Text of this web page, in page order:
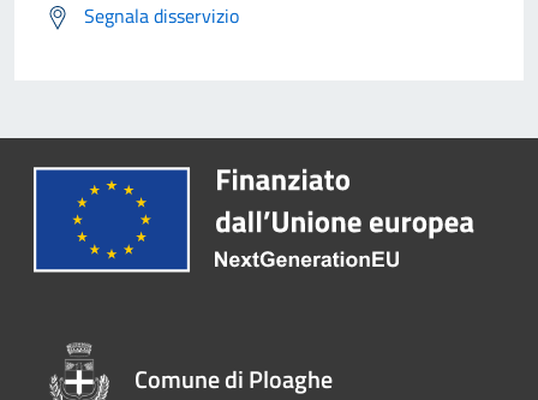
Segnala disservizio
Comune di Ploaghe